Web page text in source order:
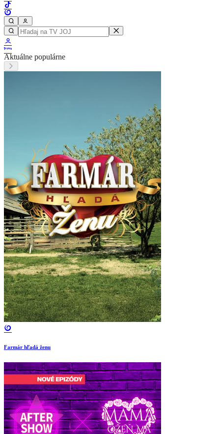
Aktuálne populárne
Farmár hľadá ženu